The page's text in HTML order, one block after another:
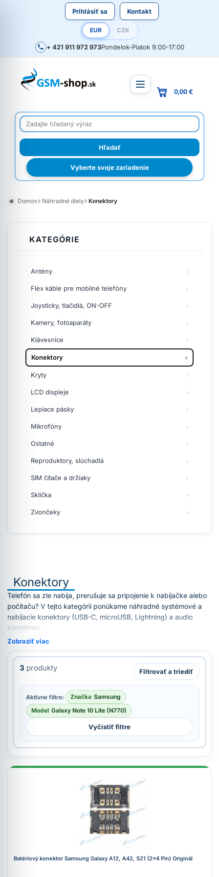
Prihlásiť sa Kontakt
EUR CZK
+ 421 911 972 973Pondelok-Piatok 9:00-17:00
Vyberte svoje zariadenie
0,00 €
Domov Náhradné diely Konektory
KATEGÓRIE
Antény
Flex káble pre mobilné telefóny
Joysticky, tlačidlá, ON-OFF
Kamery, fotoaparáty
Klávesnice
Konektory
Kryty
LCD displeje
Lepiace pásky
Mikrofóny
Ostatné
Reproduktory, slúchadlá
SIM čítače a držiaky
Sklíčka
Zvončeky
Konektory
Telefón sa zle nabíja, prerušuje sa pripojenie k nabíjačke alebo
počítaču? V tejto kategórii ponúkame náhradné systémové a
nabíjacie konektory (USB-C, microUSB, Lightning) a audio
konektory.
Zobraziť viac
3 produkty Filtrovať a triediť
Aktívne filtre: Značka Samsung
Model Galaxy Note 10 Lite (N770)
Vyčistiť filtre
Batériový konektor Samsung Galaxy A12, A42, S21 (2x4 Pin) Originál